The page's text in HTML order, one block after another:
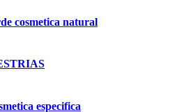
cosmetica natural
especifica